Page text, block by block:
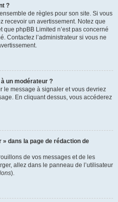
?
de règles pour son site. Si vous
recevoir un avertissement. Notez que
que phpBB Limited n’est pas concerné
Contactez l’administrateur si vous ne
un modérateur ?
le message à signaler et vous devriez
En cliquant dessus, vous accéderez
dans la page de rédaction de
de vos messages et de les
allez dans le panneau de l’utilisateur
).